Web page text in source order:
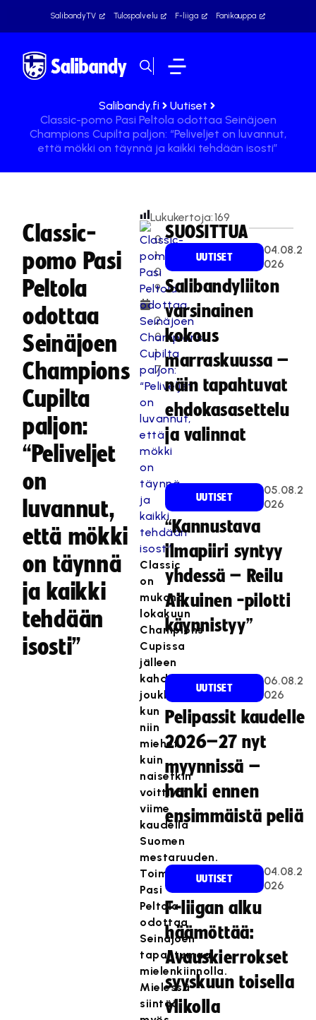
SalibandyTV Tulospalvelu F-liiga Fanikauppa
Salibandy.fi
Uutiset
Classic-pomo Pasi Peltola odottaa Seinäjoen
Champions Cupilta paljon: “Peliveljet on luvannut,
että mökki on täynnä ja kaikki tehdään isosti”
Classic-
pomo Pasi
Peltola
odottaa
Seinäjoen
Champions
Cupilta
paljon:
“Peliveljet
on
luvannut,
että mökki
on täynnä
ja kaikki
tehdään
isosti”
0
1.
0
9
.
2
0
1
7
Lukukertoja:169
Classic
on
mukana
lokakuun
Champions
Cupissa
jälleen
kahdella
joukkueella,
kun
niin
miehet
kuin
naisetkin
voittivat
viime
kaudella
Suomen
mestaruuden.
Toiminnanjohtaja
Pasi
Peltola
odottaa
Seinäjoen
tapahtumaa
mielenkiinnolla.
Mielessä
siintää
SUOSITTUA
UUTISET
04.08.2
026
Salibandyliiton
varsinainen
kokous
marraskuussa –
näin tapahtuvat
ehdokasasettelu
ja valinnat
UUTISET
05.08.2
026
“Kannustava
ilmapiiri syntyy
yhdessä – Reilu
Aikuinen -pilotti
käynnistyy”
UUTISET
06.08.2
026
Pelipassit kaudelle
2026–27 nyt
myynnissä –
hanki ennen
ensimmäistä peliä
UUTISET
04.08.2
026
F-liigan alku
häämöttää:
Avauskierrokset
syyskuun toisella
viikolla